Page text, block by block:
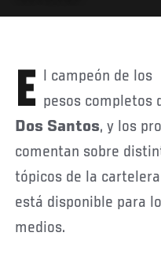
El campeón de los
pesos completos
Dos Santos, y los
comentan sobre
tópicos de la
está disponible para
medios.